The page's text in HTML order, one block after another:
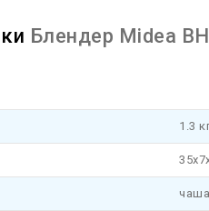
Блендер Midea
1.3